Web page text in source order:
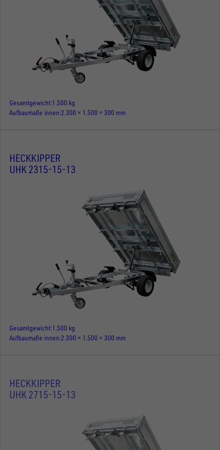
Gesamtgewicht 1.500 kg
Aufbaumaße innen 2.300 × 1.500 × 300 mm
HECKKIPPER
UHK 2315-15-13
Gesamtgewicht 1.500 kg
Aufbaumaße innen 2.300 × 1.500 × 300 mm
HECKKIPPER
UHK 2715-15-13